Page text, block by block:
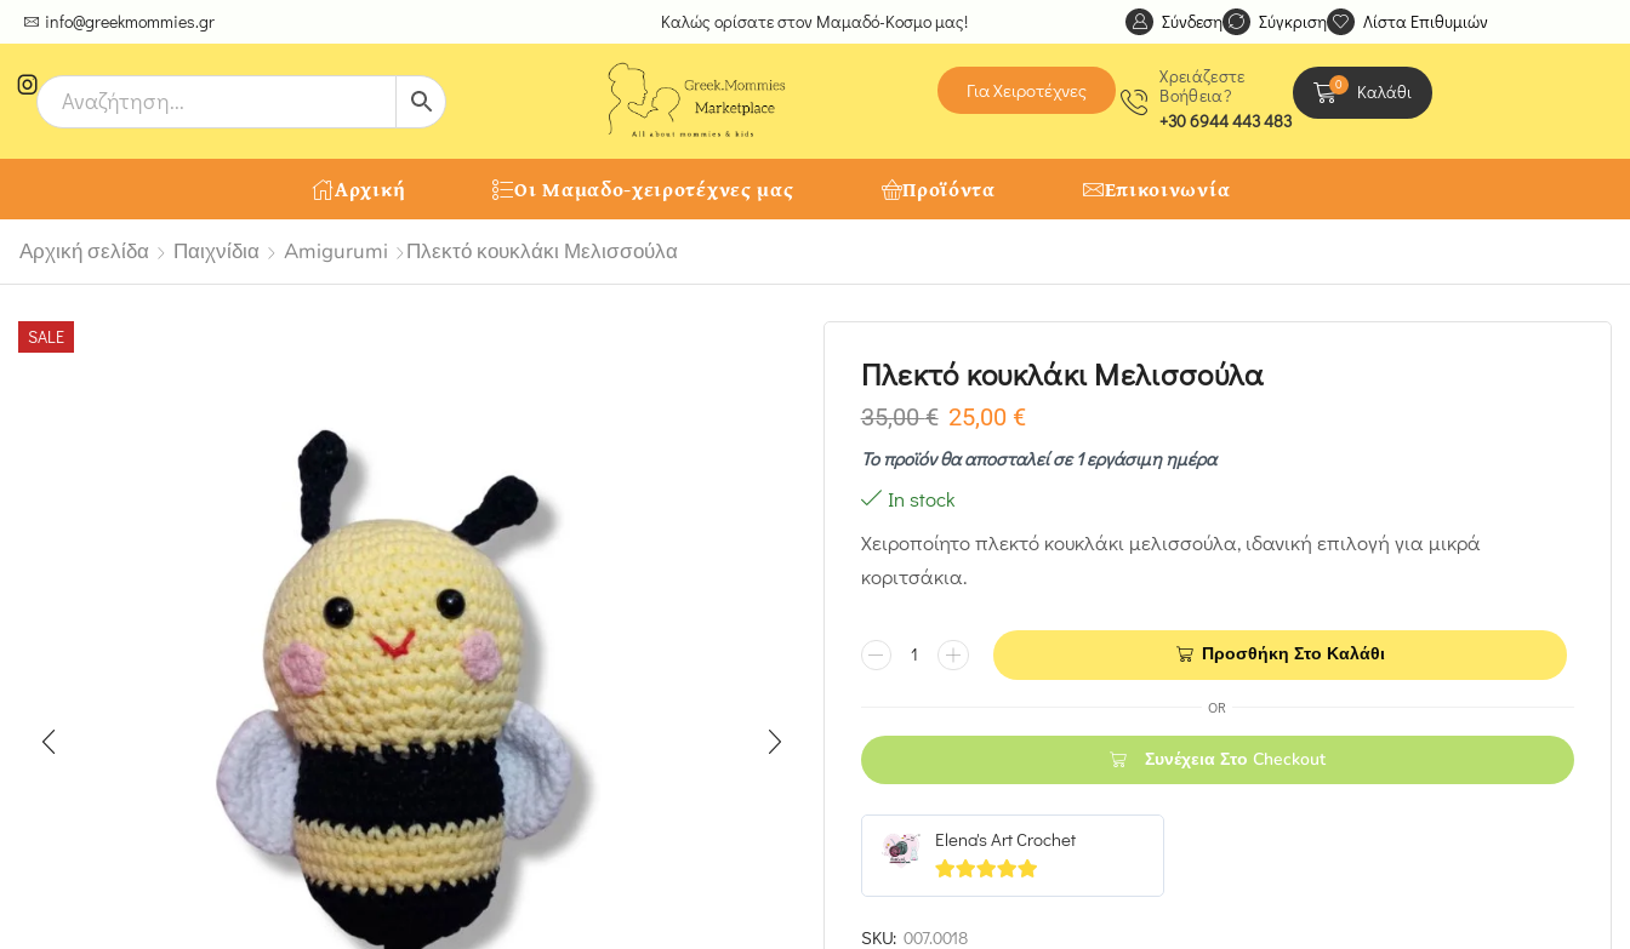
info@greekmommies.gr
μοναδικές δημιουργίες από τους Χειροτέχνες μας! Καλώς ορίσατε στον Μαμαδό-Κοσμο μας! Ανακαλύψτε μοναδικές δημιουργίες από τους
Σύνδεση Σύγκριση Λίστα Επιθυμιών
Για Χειροτέχνες
Χρειάζεστε
Βοήθεια?
+30 6944 443 483
0 Καλάθι
Αρχική Οι Μαμαδο-χειροτέχνες μας Προϊόντα Επικοινωνία
Αρχική σελίδα Παιχνίδια Amigurumi Πλεκτό κουκλάκι Μελισσούλα
SALE
Πλεκτό κουκλάκι Μελισσούλα
35,00€ 25,00 €
Το προϊόν θα αποσταλεί σε 1 εργάσιμη ημέρα
In stock
Xειροποίητο πλεκτό κουκλάκι μελισσούλα, ιδανική επιλογή για μικρά
κοριτσάκια.
Προσθήκη Στο Καλάθι
OR
Συνέχεια Στο Checkout
Elena's Art Crochet
5out of 5
SKU: 007.0018